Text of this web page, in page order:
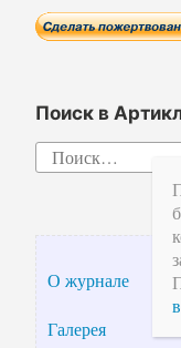
Поиск в
Найти:
О журнале
Галерея